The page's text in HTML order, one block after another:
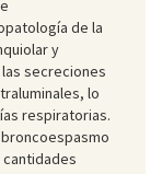
de la
y
secreciones
lo
respiratorias.